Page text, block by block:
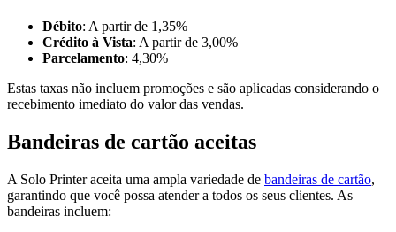
Débito: A partir de 1,35%
Crédito à Vista: A partir de 3,00%
Parcelamento: 4,30%
Estas taxas não incluem promoções e são aplicadas considerando o
recebimento imediato do valor das vendas.
Bandeiras de cartão aceitas
A Solo Printer aceita uma ampla variedade de bandeiras de cartão,
garantindo que você possa atender a todos os seus clientes. As
bandeiras incluem: